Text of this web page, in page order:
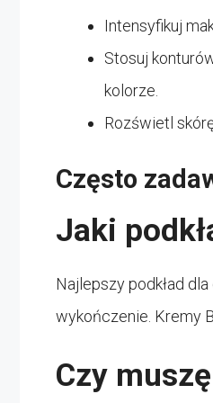
Intensyfikuj
Stosuj
kolorze.
Rozświetl
Często
Jaki
Najlepszy podkład
wykończenie. Kremy
Czy